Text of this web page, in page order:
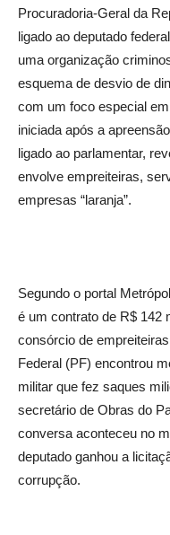
Procuradoria-Geral da
ligado ao deputado
uma organização
esquema de desvio de
com um foco especial
iniciada após a
ligado ao parlamentar,
envolve empreiteiras,
empresas “laranja”.
Segundo o portal
é um contrato de R$ 142
consórcio de
Federal (PF) encontrou
militar que fez saques
secretário de Obras do
conversa aconteceu no
deputado ganhou a
corrupção.